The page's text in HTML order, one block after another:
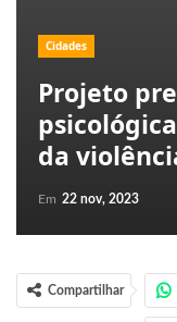
Cidades
Projeto
da
Em 22 nov, 2023
Compartilhar